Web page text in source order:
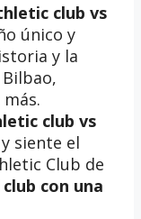
club vs
único y
y la
club vs
siente el
Club de
con una